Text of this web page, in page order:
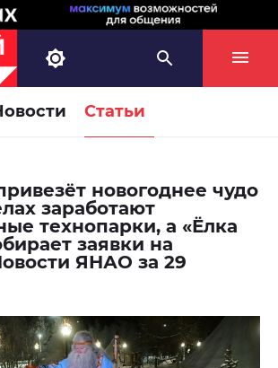
Статьи
новогоднее чудо
заработают
технопарки, а «Ёлка
заявки на
ЯНАО за 29